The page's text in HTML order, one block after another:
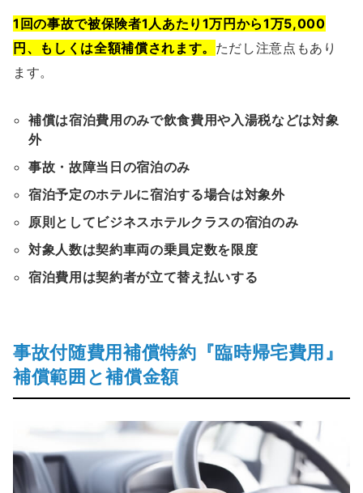
1回の事故で被保険者1人あたり1万円から1万5,000
円、もしくは全額補償されます。 ただし注意点もあり
ます。
補償は宿泊費用のみで飲食費用や入湯税などは対象
外
事故・故障当日の宿泊のみ
宿泊予定のホテルに宿泊する場合は対象外
原則としてビジネスホテルクラスの宿泊のみ
対象人数は契約車両の乗員定数を限度
宿泊費用は契約者が立て替え払いする
事故付随費用補償特約『臨時帰宅費用』
補償範囲と補償金額